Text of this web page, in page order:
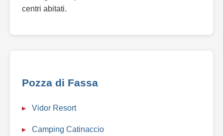
centri abitati.
Pozza di Fassa
Vidor Resort
Camping Catinaccio